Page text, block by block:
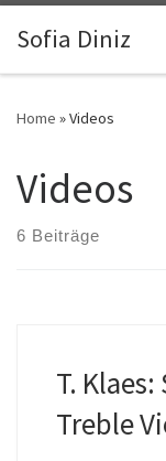
Zum Inhalt springen
Sofia Diniz
Home »Videos
Videos
6 Beiträge
T.
Treble